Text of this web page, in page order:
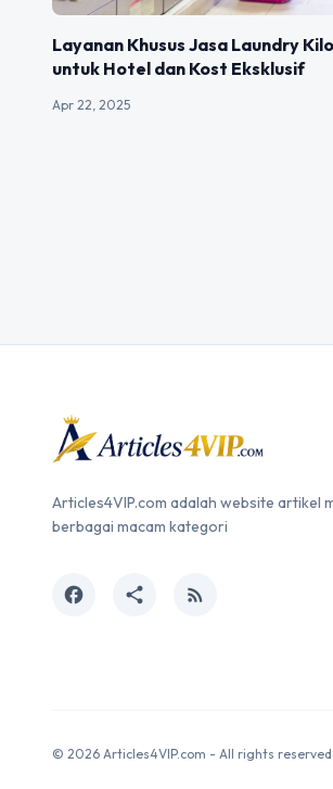
Layanan Khusus Jasa Laundry
untuk Hotel dan Kost Eksklusif
Apr 22, 2025
Articles4VIP.com adalah website artikel
berbagai macam kategori
facebook share rss_feed
© 2026 Articles4VIP.com - All rights